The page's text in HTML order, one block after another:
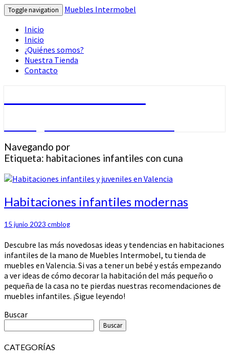
Toggle navigation
Muebles Intermobel
Inicio
Inicio
¿Quiénes somos?
Nuestra Tienda
Contacto
Navegando por
Etiqueta: habitaciones infantiles con cuna
Habitaciones
infantiles
Habitaciones infantiles modernas
15 junio 2023 cmblog
Descubre las más novedosas ideas y tendencias en habitaciones
infantiles de la mano de Muebles Intermobel, tu tienda de
muebles en Valencia. Si vas a tener un bebé y estás empezando
a ver ideas de cómo decorar la habitación del más pequeño o
pequeña de la casa no te pierdas nuestras recomendaciones de
muebles infantiles. ¡Sigue leyendo!
Buscar
Buscar
CATEGORÍAS